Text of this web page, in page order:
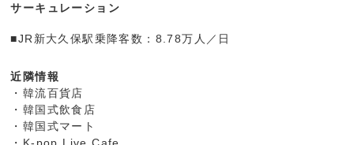
サーキュレーション
■JR新大久保駅乗降客数：8.78万人／日
近隣情報
・韓流百貨店
・韓国式飲食店
・韓国式マート
・K-pop Live Cafe